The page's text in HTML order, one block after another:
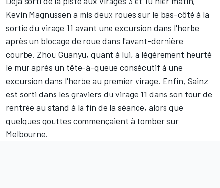
Kevin Magnussen a mis deux roues sur le bas-côté à la
sortie du virage 11 avant une excursion dans l'herbe
après un blocage de roue dans l'avant-dernière
courbe. Zhou Guanyu, quant à lui, a légèrement heurté
le mur après un tête-à-queue consécutif à une
excursion dans l'herbe au premier virage. Enfin, Sainz
est sorti dans les graviers du virage 11 dans son tour de
rentrée au stand à la fin de la séance, alors que
quelques gouttes commençaient à tomber sur
Melbourne.